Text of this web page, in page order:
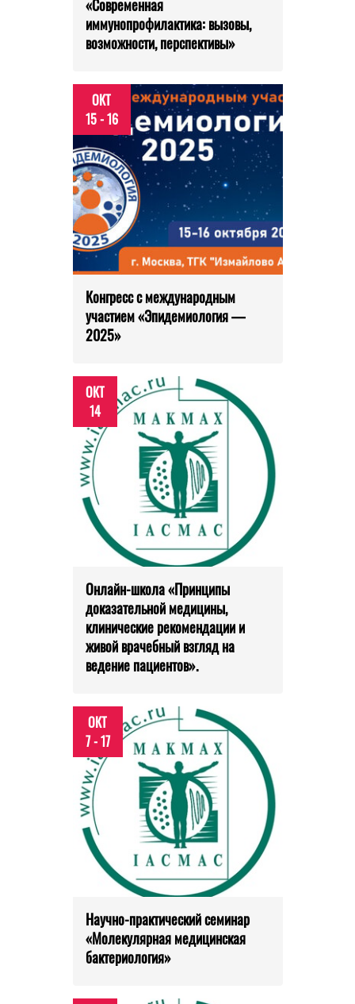
«Современная
иммунопрофилактика: вызовы,
возможности, перспективы»
ОКТ
15 - 16
Конгресс с международным
участием «Эпидемиология —
2025»
ОКТ
14
Онлайн-школа «Принципы
доказательной медицины,
клинические рекомендации и
живой врачебный взгляд на
ведение пациентов».
ОКТ
7 - 17
Научно-практический семинар
«Молекулярная медицинская
бактериология»